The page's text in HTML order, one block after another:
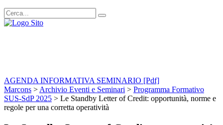
AGENDA INFORMATIVA SEMINARIO [Pdf]
Marcons > Archivio Eventi e Seminari > Programma Formativo
SUS-SdP 2025 > Le Standby Letter of Credit: opportunità, norme e
regole per una corretta operatività